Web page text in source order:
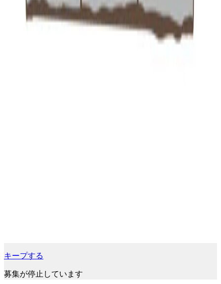
キープする
募集が停止しています